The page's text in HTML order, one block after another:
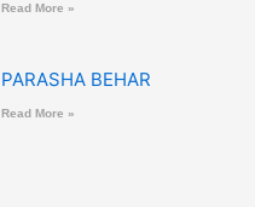
Read More »
PARASHA BEHAR
Read More »